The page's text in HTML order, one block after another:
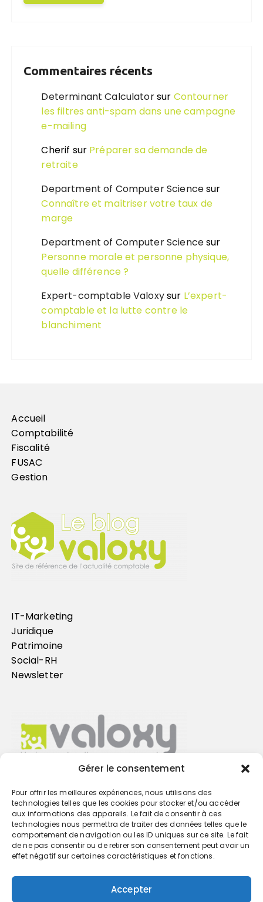
Gérer le consentement
Pour offrir les meilleures expériences, nous utilisons des
technologies telles que les cookies pour stocker et/ou accéder
aux informations des appareils. Le fait de consentir à ces
technologies nous permettra de traiter des données telles que le
comportement de navigation ou les ID uniques sur ce site. Le fait
de ne pas consentir ou de retirer son consentement peut avoir un
effet négatif sur certaines caractéristiques et fonctions.
Accepter
Commentaires récents
Determinant Calculatorsur Contourner
les filtres anti-spam dans une campagne
e-mailing
Cherif sur Préparer sa demande de
retraite
Department of Computer Sciencesur
Connaître et maîtriser votre taux de
marge
Department of Computer Sciencesur
Personne morale et personne physique,
quelle différence ?
Expert-comptable Valoxysur L’expert-
comptable et la lutte contre le
blanchiment
Accueil
Comptabilité
Fiscalité
FUSAC
Gestion
IT-Marketing
Juridique
Patrimoine
Social-RH
Newsletter
Trouvez votre cabinet
GO